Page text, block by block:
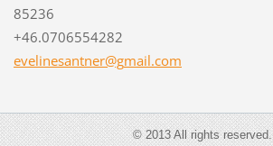
85236
+46.0706554282
evelinesantner@gmail.com
© 2013 All rights reserved.